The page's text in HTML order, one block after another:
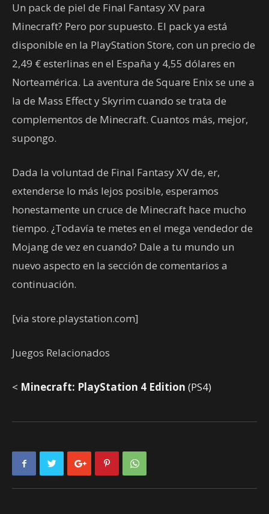
Un pack de piel de Final Fantasy XV para
Minecraft? Pero por supuesto. El pack ya está
disponible en la PlayStation Store, con un precio de
2,49 € esterlinas en el España y 4,55 dólares en
Norteamérica. La aventura de Square Enix se une a
la de Mass Effect y Skyrim cuando se trata de
complementos de Minecraft. Cuantos más, mejor,
supongo.
Dada la voluntad de Final Fantasy XV de, er,
extenderse lo más lejos posible, esperamos
honestamente un cruce de Minecraft hace mucho
tiempo. ¿Todavía te metes en el mega vendedor de
Mojang de vez en cuando? Dale a tu mundo un
nuevo aspecto en la sección de comentarios a
continuación.
[via store.playstation.com]
Juegos Relacionados
< Minecraft: PlayStation 4 Edition (PS4)